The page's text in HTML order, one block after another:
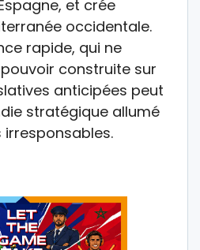
et crée
occidentale.
rapide, qui ne
construite sur
anticipées peut
stratégique allumé